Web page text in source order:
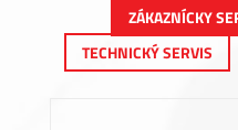
ZÁKAZNÍCKY
TECHNICKÝ SERVIS